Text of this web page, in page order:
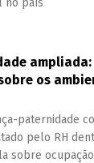
ampliada:
os
paternidade
pelo RH
sobre